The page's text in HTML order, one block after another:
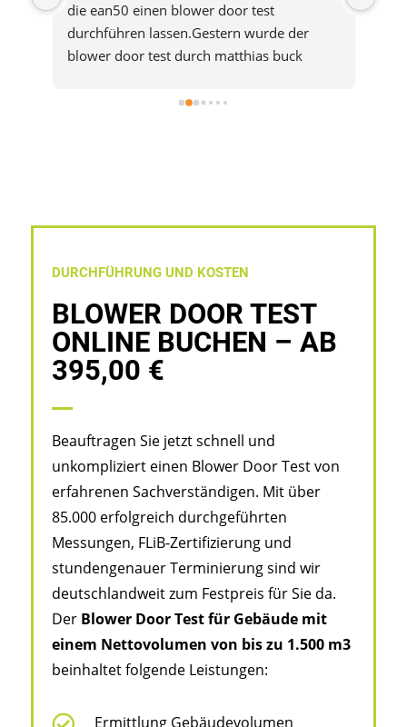
die ean50 einen blower door test
durchführen lassen.Gestern wurde der
blower door test durch matthias buck
schon per email erhalten! Ich bin sehr
DURCHFÜHRUNG UND KOSTEN
BLOWER DOOR TEST
ONLINE BUCHEN – AB
395,00 €
Beauftragen Sie jetzt schnell und
unkompliziert einen Blower Door Test von
erfahrenen Sachverständigen. Mit über
85.000 erfolgreich durchgeführten
Messungen, FLiB-Zertifizierung und
stundengenauer Terminierung sind wir
deutschlandweit zum Festpreis für Sie da.
Der Blower Door Test für Gebäude mit
einem Nettovolumen von bis zu 1.500 m3
beinhaltet folgende Leistungen:
Ermittlung Gebäudevolumen